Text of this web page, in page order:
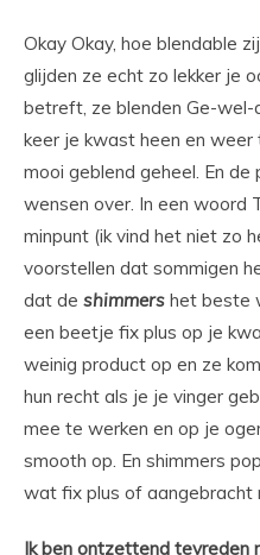
Okay Okay, hoe blendable
glijden ze echt zo lekker je
betreft, ze blenden Ge-wel-
keer je kwast heen en
mooi geblend geheel. En
wensen over. In een woord
minpunt (ik vind het niet zo
voorstellen dat sommigen
dat de shimmers het beste
een beetje fix plus op je
weinig product op en ze
hun recht als je je vinger
mee te werken en op je
smooth op. En shimmers
wat fix plus of aangebracht
Ik ben ontzettend tevreden